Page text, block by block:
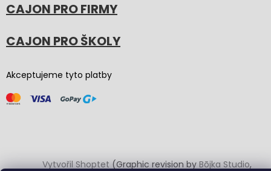
CAJON PRO FIRMY
CAJON PRO ŠKOLY
Akceptujeme tyto platby
Vytvořil Shoptet(Graphic revision byBōjka Studio,